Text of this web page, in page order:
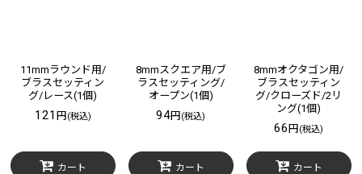
11mmラウンド用/
ブラスセッティン
グ/レース(1個)
121 円 (税込)
カート
8mmスクエア用/ブ
ラスセッティング/
オープン(1個)
94円 (税込)
カート
8mmオクタゴン用/
ブラスセッティン
グ/クローズド/2リ
ング(1個)
66円 (税込)
カート